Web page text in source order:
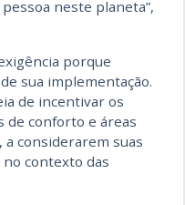
neste planeta”,
porque
sua implementação.
de incentivar os
de conforto e áreas
a considerarem suas
contexto das